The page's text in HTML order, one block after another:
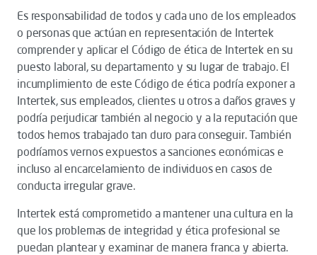
Es responsabilidad de todos y cada uno de los empleados
o personas que actúan en representación de Intertek
comprender y aplicar el Código de ética de Intertek en su
puesto laboral, su departamento y su lugar de trabajo. El
incumplimiento de este Código de ética podría exponer a
Intertek, sus empleados, clientes u otros a daños graves y
podría perjudicar también al negocio y a la reputación que
todos hemos trabajado tan duro para conseguir. También
podríamos vernos expuestos a sanciones económicas e
incluso al encarcelamiento de individuos en casos de
conducta irregular grave.
Intertek está comprometido a mantener una cultura en la
que los problemas de integridad y ética profesional se
puedan plantear y examinar de manera franca y abierta.